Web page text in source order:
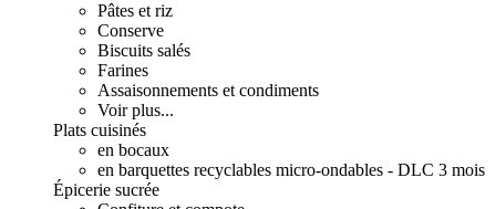
Pâtes et riz
Conserve
Biscuits salés
Farines
Assaisonnements et condiments
Voir plus...
Plats cuisinés
en bocaux
en barquettes recyclables micro-ondables - DLC 3 mois
Épicerie sucrée